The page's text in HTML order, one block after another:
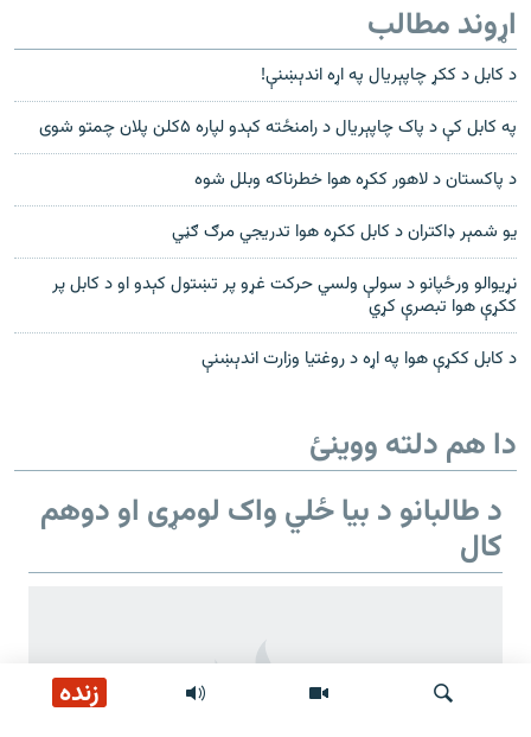
زنده
اړوند مطالب
د کابل د ککړ چاپېریال په اړه اندېښنې!
په کابل کې د پاک چاپېریال د رامنځته کېدو لپاره ۵کلن پلان چمتو شوی
د پاکستان د لاهور ککړه هوا خطرناکه وبلل شوه
یو شمېر ډاکتران د کابل ککړه هوا تدریجي مرګ ګڼي
نړیوالو ورځپانو د سولې ولسي حرکت غړو پر تښتول کېدو او د کابل پر
ککړې هوا تبصرې کړي
د کابل ککړې هوا په اړه د روغتیا وزارت اندېښنې
دا هم دلته ووینئ
د طالبانو د بیا ځلي واک لومړی او دوهم
کال